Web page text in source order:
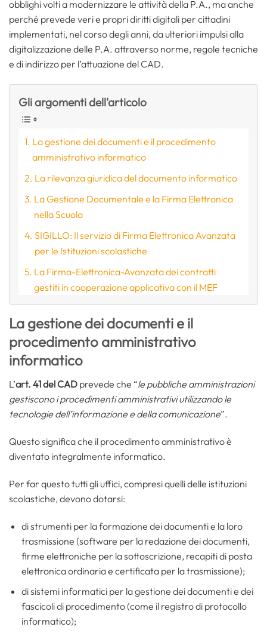
obblighi volti a modernizzare le attività della P.A., ma anche
perché prevede veri e propri diritti digitali per cittadini
implementati, nel corso degli anni, da ulteriori impulsi alla
digitalizzazione delle P.A. attraverso norme, regole tecniche
e di indirizzo per l’attuazione del CAD.
Gli argomenti dell'articolo
La gestione dei documenti e il procedimento
amministrativo informatico
La rilevanza giuridica del documento informatico
La Gestione Documentale e la Firma Elettronica
nella Scuola
SIGILLO: Il servizio di Firma Elettronica Avanzata
per le Istituzioni scolastiche
La Firma-Elettronica-Avanzata dei contratti
gestiti in cooperazione applicativa con il MEF
La gestione dei documenti e il
procedimento amministrativo
informatico
L’art. 41 del CAD prevede che “le pubbliche amministrazioni
gestiscono i procedimenti amministrativi utilizzando le
tecnologie dell’informazione e della comunicazione”.
Questo significa che il procedimento amministrativo è
diventato integralmente informatico.
Per far questo tutti gli uffici, compresi quelli delle istituzioni
scolastiche, devono dotarsi:
di strumenti per la formazione dei documenti e la loro
trasmissione (software per la redazione dei documenti,
firme elettroniche per la sottoscrizione, recapiti di posta
elettronica ordinaria e certificata per la trasmissione);
di sistemi informatici per la gestione dei documenti e dei
fascicoli di procedimento (come il registro di protocollo
informatico);